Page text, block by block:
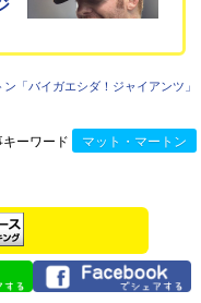
ン「バイガエシダ！ジャイアンツ」
キーワード マット・マートン